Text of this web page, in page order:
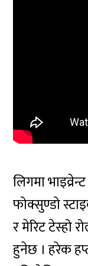
लिगमा
फोक्सुण्डो
र मेरिट टेस्हो
हुनेछ । हरेक